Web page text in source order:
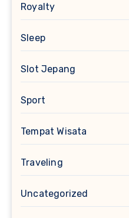
Royalty
Sleep
Slot Jepang
Sport
Tempat Wisata
Traveling
Uncategorized